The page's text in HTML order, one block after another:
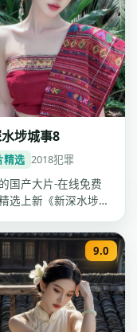
埗城事8
精选 2018犯罪
国产大片-在线免费
选上新《新深水埗城
9.0